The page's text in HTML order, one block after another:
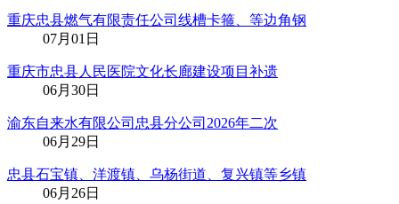
重庆忠县燃气有限责任公司线槽卡箍、等边角钢
07月01日
重庆市忠县人民医院文化长廊建设项目补遗
06月30日
渝东自来水有限公司忠县分公司2026年二次
06月29日
忠县石宝镇、洋渡镇、乌杨街道、复兴镇等乡镇
06月26日